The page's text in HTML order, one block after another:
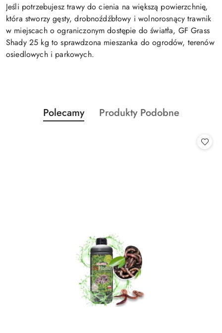
Jeśli potrzebujesz trawy do cienia na większą powierzchnię,
która stworzy gęsty, drobnoźdźbłowy i wolnorosnący trawnik
w miejscach o ograniczonym dostępie do światła, GF Grass
Shady 25 kg to sprawdzona mieszanka do ogrodów, terenów
osiedlowych i parkowych.
Pomiń karuzelę produktów
Produkty
o
Polecamy
Produkty
Produkty Podobne